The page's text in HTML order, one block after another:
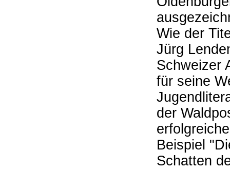
Wie der
Jürg
Schweizer
für seine
der
Beispiel
Schatten